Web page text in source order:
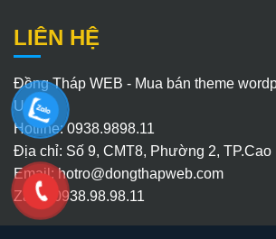
LIÊN HỆ
Đồng Tháp WEB - Mua bán theme
Uy Tín
Hotline: 0938.9898.11
Địa chỉ: Số 9, CMT8, Phường 2,
Email:hotro@dongthapweb.com
Zalo : 0938.98.98.11